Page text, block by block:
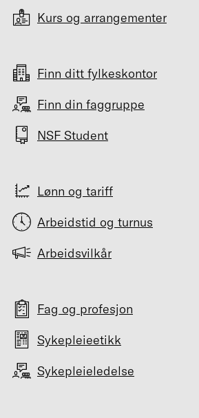
Kurs og arrangementer
Finn ditt fylkeskontor
Finn din faggruppe
NSF Student
Lønn og tariff
Arbeidstid og turnus
Arbeidsvilkår
Fag og profesjon
Sykepleieetikk
Sykepleieledelse